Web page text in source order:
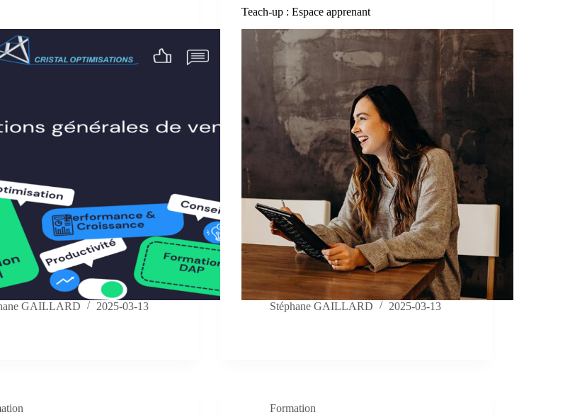
GAILLARD 2025-03-13
Teach-up : Espace apprenant
Stéphane GAILLARD 2025-03-13
Formation